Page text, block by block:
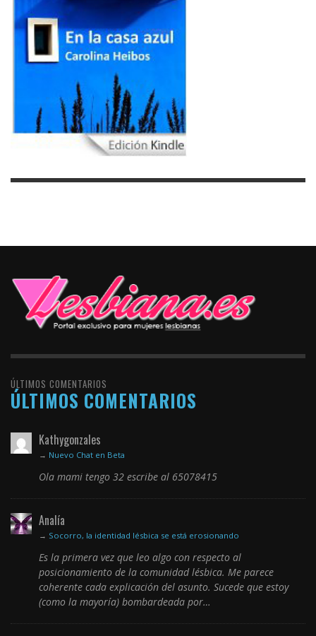
ÚLTIMOS COMENTARIOS
ÚLTIMOS COMENTARIOS
Kathygonzales
→ Nuevo Chat en Beta
Ola mami tengo 32 escribe al 65078415
Analía
→ Socorro, la identidad lésbica se está erosionando
Es la primera vez que leo algo con respecto al
posicionamiento de la comunidad lésbica. Me parece
coherente cada explicación del asunto. Sucede que estoy
(como la mayoría) bombardeada por…